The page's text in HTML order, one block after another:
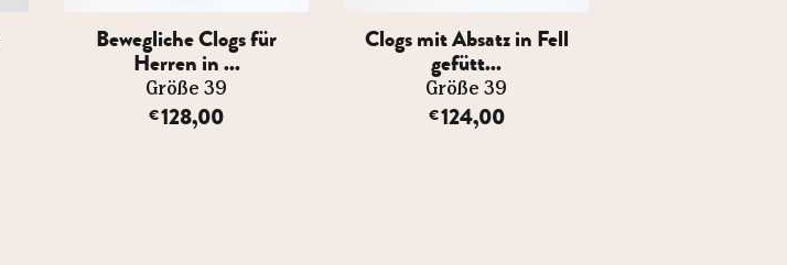
Bewegliche Clogs für
Herren in ...
Größe 39
€128,00
Clogs mit Absatz in Fell
gefütt...
Größe 39
€124,00